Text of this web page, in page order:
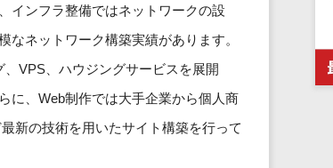
インフラ整備ではネットワークの設
ネットワーク構築実績があります。
VPS、ハウジングサービスを展開
に、Web制作では大手企業から個人商
新の技術を用いたサイト構築を行って